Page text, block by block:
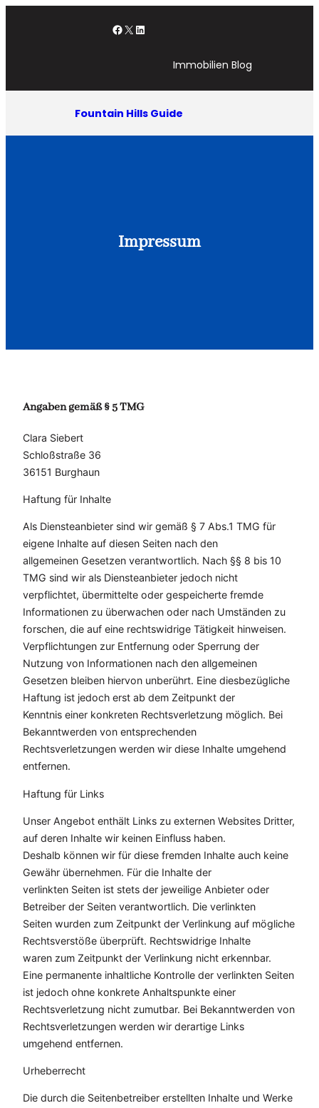
Facebook X LinkedIn
Immobilien Blog
Fountain Hills Guide
Impressum
Angaben gemäß § 5 TMG
Clara Siebert
Schloßstraße 36
36151 Burghaun
Haftung für Inhalte
Als Diensteanbieter sind wir gemäß § 7 Abs.1 TMG für
eigene Inhalte auf diesen Seiten nach den
allgemeinen Gesetzen verantwortlich. Nach §§ 8 bis 10
TMG sind wir als Diensteanbieter jedoch nicht
verpflichtet, übermittelte oder gespeicherte fremde
Informationen zu überwachen oder nach Umständen zu
forschen, die auf eine rechtswidrige Tätigkeit hinweisen.
Verpflichtungen zur Entfernung oder Sperrung der
Nutzung von Informationen nach den allgemeinen
Gesetzen bleiben hiervon unberührt. Eine diesbezügliche
Haftung ist jedoch erst ab dem Zeitpunkt der
Kenntnis einer konkreten Rechtsverletzung möglich. Bei
Bekanntwerden von entsprechenden
Rechtsverletzungen werden wir diese Inhalte umgehend
entfernen.
Haftung für Links
Unser Angebot enthält Links zu externen Websites Dritter,
auf deren Inhalte wir keinen Einfluss haben.
Deshalb können wir für diese fremden Inhalte auch keine
Gewähr übernehmen. Für die Inhalte der
verlinkten Seiten ist stets der jeweilige Anbieter oder
Betreiber der Seiten verantwortlich. Die verlinkten
Seiten wurden zum Zeitpunkt der Verlinkung auf mögliche
Rechtsverstöße überprüft. Rechtswidrige Inhalte
waren zum Zeitpunkt der Verlinkung nicht erkennbar.
Eine permanente inhaltliche Kontrolle der verlinkten Seiten
ist jedoch ohne konkrete Anhaltspunkte einer
Rechtsverletzung nicht zumutbar. Bei Bekanntwerden von
Rechtsverletzungen werden wir derartige Links
umgehend entfernen.
Urheberrecht
Die durch die Seitenbetreiber erstellten Inhalte und Werke